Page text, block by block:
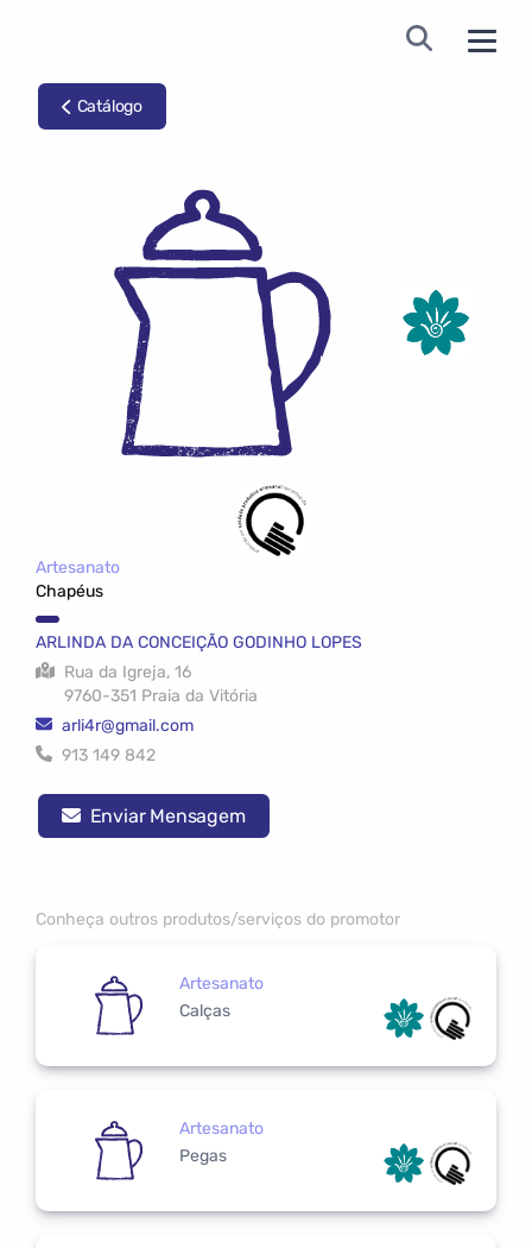
Catálogo
Artesanato
Chapéus
ARLINDA DA CONCEIÇÃO GODINHO LOPES
Rua da Igreja, 16
9760-351 Praia da Vitória
arli4r@gmail.com
913 149 842
Enviar Mensagem
Conheça outros produtos/serviços do promotor
Artesanato
Calças
Artesanato
Pegas